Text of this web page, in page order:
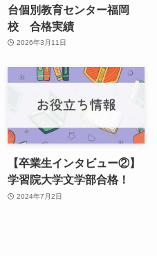
台個別教育センター福岡
校 合格実績
2026年3月11日
【卒業生インタビュー②】
学習院大学文学部合格！
2024年7月2日